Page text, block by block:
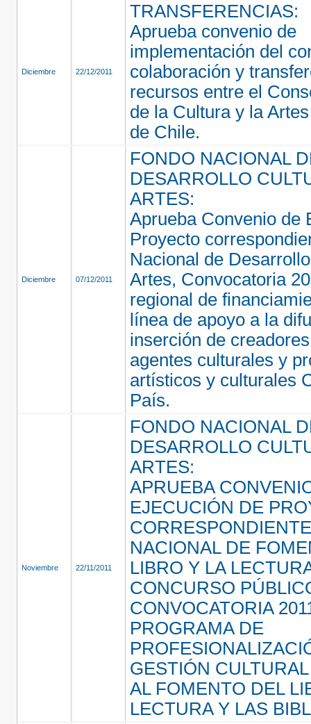
Diciembre 22/12/2011
TRANSFERENCIAS:
Aprueba convenio de
implementación del
colaboración y
recursos entre el
de la Cultura y la
de Chile.
Diciembre 07/12/2011
FONDO NACIONAL
DESARROLLO
ARTES:
Aprueba Convenio de
Proyecto
Nacional de
Artes, Convocatoria
regional de
línea de apoyo a la
inserción de
agentes culturales y
artísticos y culturales
País.
Noviembre 22/11/2011
FONDO NACIONAL
DESARROLLO
ARTES:
APRUEBA
EJECUCIÓN DE
NACIONAL DE
LIBRO Y LA
CONCURSO
CONVOCATORIA
PROGRAMA DE
GESTIÓN
AL FOMENTO DEL
LECTURA Y LAS